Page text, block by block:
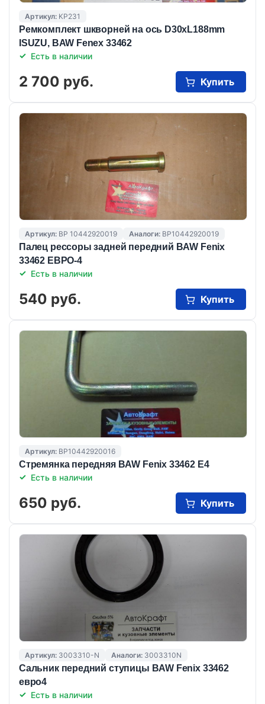
Артикул: KP231
Ремкомплект шкворней на ось D30xL188mm
ISUZU, BAW Fenex 33462
Есть в наличии
2 700 руб. Купить
Артикул: BP 10442920019 Аналоги: BP10442920019
Палец рессоры задней передний BAW Fenix
33462 ЕВРО-4
Есть в наличии
540 руб. Купить
Артикул: BP10442920016
Стремянка передняя BAW Fenix 33462 E4
Есть в наличии
650 руб. Купить
Артикул: 3003310-N Аналоги: 3003310N
Сальник передний ступицы BAW Fenix 33462
евро4
Есть в наличии